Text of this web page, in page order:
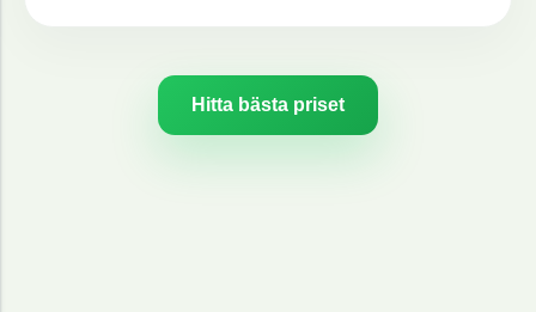
Hitta bästa priset